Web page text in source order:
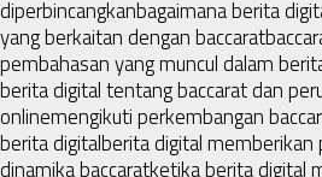
diperbincangkanbagaimana berita
yang berkaitan dengan baccarat
pembahasan yang muncul dalam
berita digital tentang baccarat dan
onlinemengikuti perkembangan
berita digitalberita digital
dinamika baccaratketika berita digital